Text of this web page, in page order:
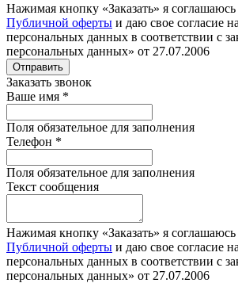
Нажимая кнопку «Заказать» я
Публичной оферты и даю свое согласие
персональных данных в соответствии с
персональных данных» от 27.07.2006
Отправить
Заказать звонок
Ваше имя *
Поля обязательное для заполнения
Телефон *
Поля обязательное для заполнения
Текст сообщения
Нажимая кнопку «Заказать» я
Публичной оферты и даю свое согласие
персональных данных в соответствии с
персональных данных» от 27.07.2006